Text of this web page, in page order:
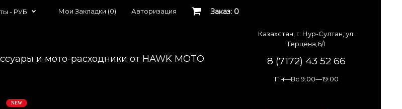
- РУБ Мои Закладки (0) Авторизация Заказ: 0
и мото-расходники от HAWK MOTO
Казахстан, г. Нур-Султан, ул.
Герцена,6/1
8 (7172) 43 52 66
Пн—Вс 9:00—19:00
NEW